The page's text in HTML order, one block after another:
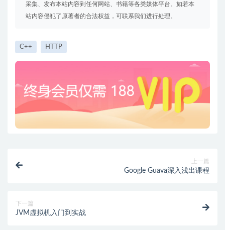
采集、发布本站内容到任何网站、书籍等各类媒体平台。如若本
站内容侵犯了原著者的合法权益，可联系我们进行处理。
C++ HTTP
上一篇
Google Guava深入浅出课程
下一篇
JVM虚拟机入门到实战